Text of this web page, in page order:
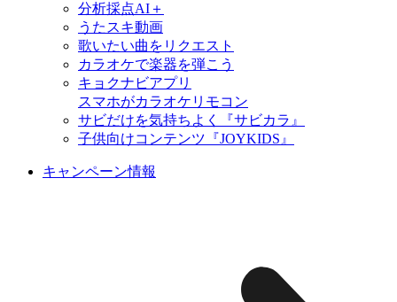
分析採点AI＋
うたスキ動画
歌いたい曲をリクエスト
カラオケで楽器を弾こう
キョクナビアプリ
スマホがカラオケリモコン
サビだけを気持ちよく『サビカラ』
子供向けコンテンツ『JOYKIDS』
キャンペーン情報